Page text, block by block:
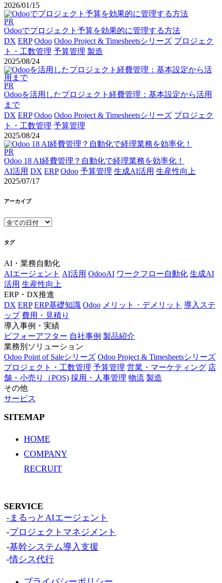
2026/01/15
PR
Odooでプロジェクト予算を効果的に管理する方法
DX ERP Odoo Odoo Project & Timesheetsシリーズ プロジェク
ト・工数管理 予算管理 製造
2025/08/24
PR
Odooを活用したプロジェクト経費管理：基本設定から活用
まで
DX ERP Odoo Odoo Project & Timesheetsシリーズ プロジェク
ト・工数管理 予算管理
2025/08/24
PR
Odoo 18 AI経費管理？自動化で経理業務を効率化！
AI活用 DX ERP Odoo 予算管理 生成AI活用 生産性向上
2025/07/17
アーカイブ
タグ
AI・業務自動化
AIエージェント AI活用 OdooAI ワークフロー自動化 生成AI
活用 生産性向上
ERP・DX推進
DX ERP ERP基礎知識 Odoo メリット・デメリット 導入ステ
ップ 費用・見積り
導入事例・実績
ビフォーアフター 自社事例 製品紹介
業務別ソリューション
Odoo Point of Saleシリーズ Odoo Project & Timesheetsシリーズ
プロジェクト・工数管理 予算管理 営業・マーケティング 店
舗・小売り（POS) 採用・人事管理 物流 製造
その他
サービス
SITEMAP
HOME
COMPANY
RECRUIT
SERVICE
-まるっとAIエージェント
-プロジェクトマネジメント
-基幹システム導入支援
-情シス代行